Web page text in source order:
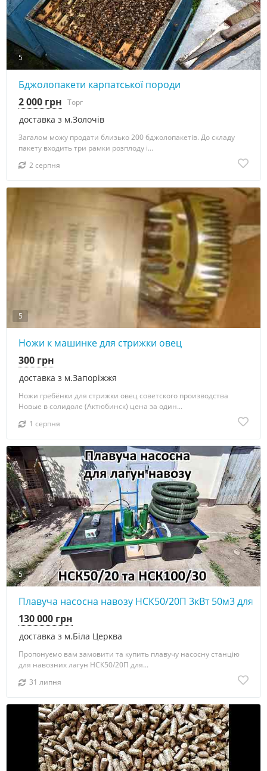
5
Бджолопакети карпатської породи
доставка з м.Золочів
2 000 грн Торг
Загалом можу продати близько 200 бджолопакетів. До складу
пакету входить три рамки розплоду і...
2 серпня
5
Ножи к машинке для стрижки овец
доставка з м.Запоріжжя
300 грн
Ножи гребёнки для стрижки овец советского производства
Новые в солидоле (Актюбинск) цена за один...
1 серпня
5
Плавуча насосна навозу НСК50/20П 3кВт 50м3 для
доставка з м.Біла Церква
130 000 грн
Пропонуємо вам замовити та купить плавучу насосну станцію
для навозних лагун НСК50/20П для...
31 липня